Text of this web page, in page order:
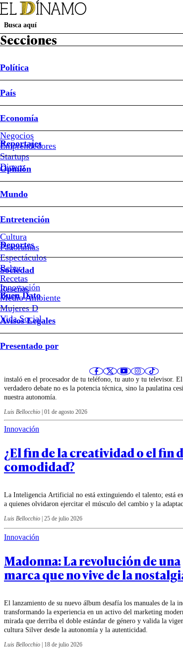
Secciones
Política
País
Economía
Negocios
Emprendedores
Startups
Dinero
Reportajes
Opinión
Mundo
Entretención
Cultura
Panoramas
Espectáculos
Beber
Recetas
Reseñas
Deportes
Sociedad
Innovación
Medio Ambiente
Mujeres D
Vida Social
Buen Dato
Avisos Legales
Presentado por
Luis
Últimos artículos de Luis
Innovación
IA nativa: Cuando los objetos
empiezan a contestar
La Inteligencia Artificial ya no vive en una pestaña del
instaló en el procesador de tu teléfono, tu auto y tu televisor. El
verdadero debate no es la potencia técnica, sino la paulatina
nuestra autonomía.
Luis Bellocchio 01 de agosto 2026
Innovación
¿El fin de la creatividad o el fin
comodidad?
La Inteligencia Artificial no está extinguiendo el talento; está
a quienes olvidaron ejercitar el músculo del cambio y la
Luis Bellocchio 25 de julio 2026
Innovación
Madonna: La revolución de una
marca que no vive de la
El lanzamiento de su nuevo álbum desafía los manuales de la
transformando la experiencia en un activo del marketing
mirada que derriba el doble estándar de género y valida la
cultura Silver desde la autonomía y la autenticidad.
Luis Bellocchio 18 de julio 2026